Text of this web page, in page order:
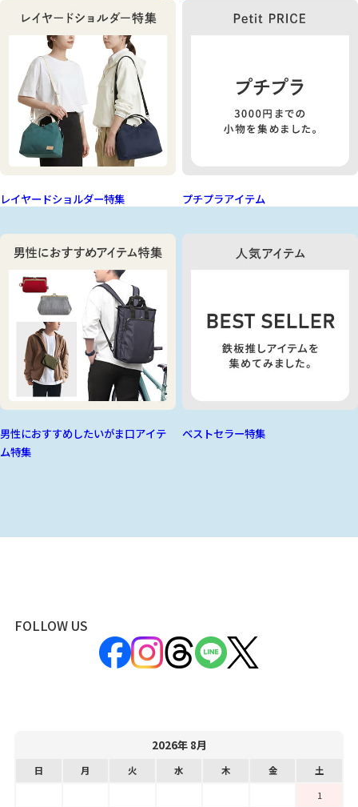
レイヤードショルダー特集 プチプラアイテム
男性におすすめしたいがま口アイテ
ム特集
ベストセラー特集
FOLLOW US
2026年 8月
日 月 火 水 木 金
土
1